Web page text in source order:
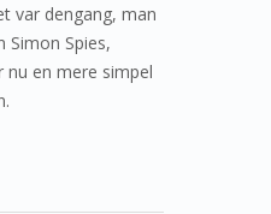
var dengang, man
Simon Spies,
en mere simpel